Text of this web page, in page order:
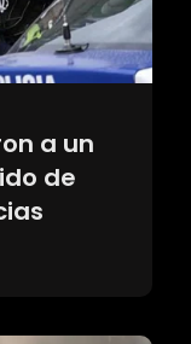
a un
de